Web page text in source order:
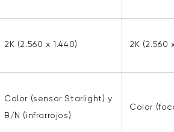
2K (2.560 x 1.440) 2K (2.560
Color (sensor Starlight) y
B/N (infrarrojos)
Color